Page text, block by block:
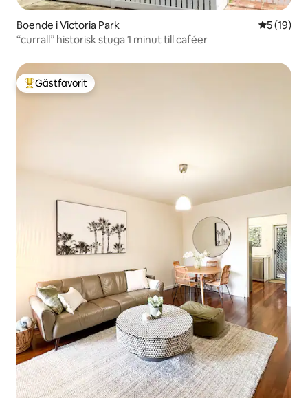
Boende i Victoria Park 5 av 5 i
5 (19)
“currall” historisk stuga 1 minut till caféer
Populär gästfavorit
Gästfavorit